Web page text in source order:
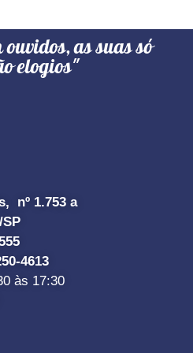
ouvidos, as suas só
elogios"
nº 1.753 a
4613
às 17:30